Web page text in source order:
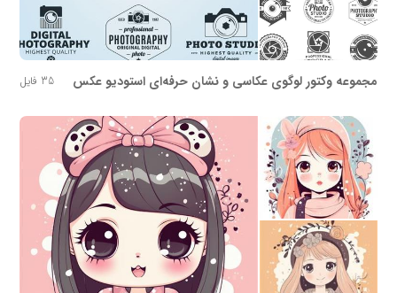
مجموعه وکتور لوگوی عکاسی و نشان حرفه‌ای استودیو عکس 35 فایل